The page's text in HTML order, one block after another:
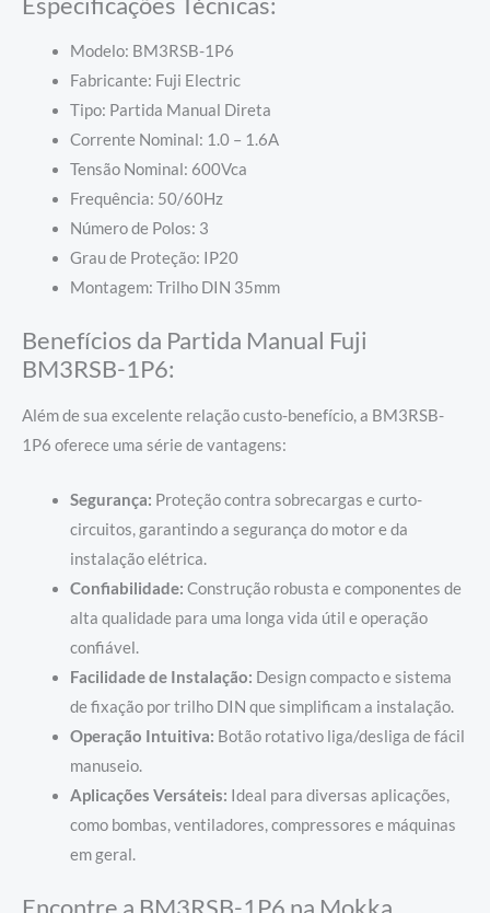
Modelo: BM3RSB-1P6
Fabricante: Fuji Electric
Tipo: Partida Manual Direta
Corrente Nominal: 1.0 – 1.6A
Tensão Nominal: 600Vca
Frequência: 50/60Hz
Número de Polos: 3
Grau de Proteção: IP20
Montagem: Trilho DIN 35mm
Benefícios da Partida Manual Fuji
BM3RSB-1P6:
Além de sua excelente relação custo-benefício, a BM3RSB-
1P6 oferece uma série de vantagens:
Segurança: Proteção contra sobrecargas e curto-
circuitos, garantindo a segurança do motor e da
instalação elétrica.
Confiabilidade: Construção robusta e componentes de
alta qualidade para uma longa vida útil e operação
confiável.
Facilidade de Instalação: Design compacto e sistema
de fixação por trilho DIN que simplificam a instalação.
Operação Intuitiva: Botão rotativo liga/desliga de fácil
manuseio.
Aplicações Versáteis: Ideal para diversas aplicações,
como bombas, ventiladores, compressores e máquinas
em geral.
Encontre a BM3RSB-1P6 na Mokka